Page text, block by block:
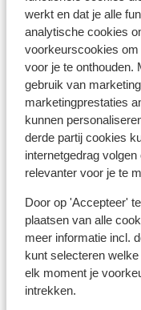
werkt en dat je alle
analytische cookies
voorkeurscookies om
voor je te onthouden.
gebruik van
marketingprestaties
kunnen
derde partij cookies
internetgedrag
relevanter voor je te
Door op 'Accepteer'
plaatsen van alle
meer informatie incl.
kunt selecteren
elk moment je
intrekken.
Andere
Arcs/Peisey-
Hotel Taj I Mah
Les Chalets des
Résidence Maeva
Appart'hôtel
Hôtel la Cachette